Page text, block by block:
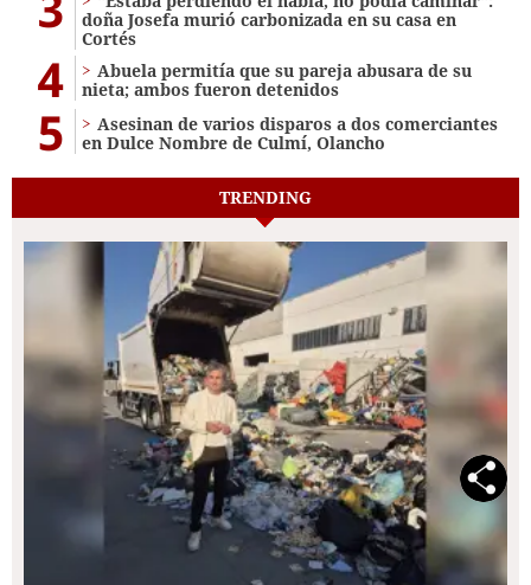
doña Josefa murió carbonizada en su casa en
Cortés
4
Abuela permitía que su pareja abusara de su
nieta; ambos fueron detenidos
5
Asesinan de varios disparos a dos comerciantes
en Dulce Nombre de Culmí, Olancho
TRENDING